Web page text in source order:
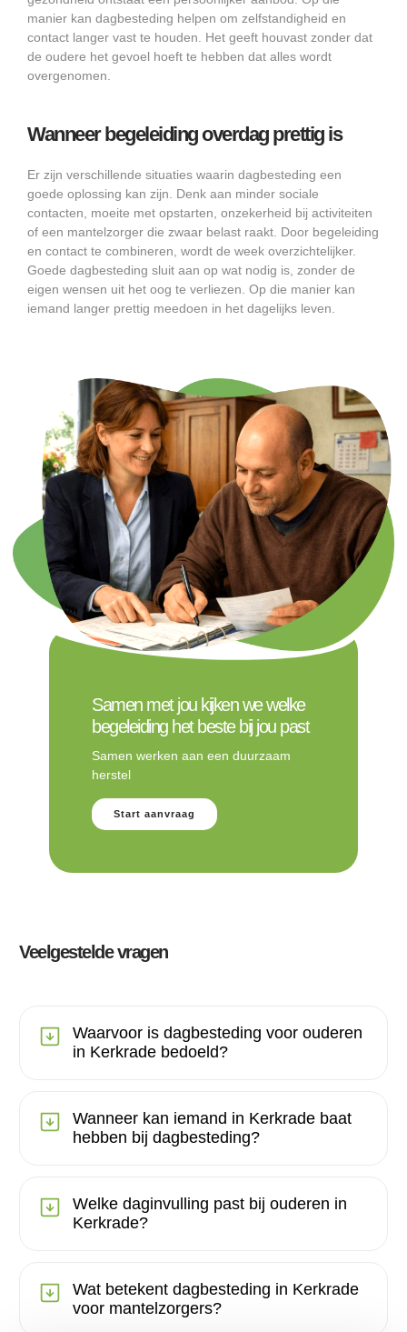
manier kan dagbesteding helpen om zelfstandigheid en
contact langer vast te houden. Het geeft houvast zonder dat
de oudere het gevoel hoeft te hebben dat alles wordt
overgenomen.
Wanneer begeleiding overdag prettig is
Er zijn verschillende situaties waarin dagbesteding een
goede oplossing kan zijn. Denk aan minder sociale
contacten, moeite met opstarten, onzekerheid bij activiteiten
of een mantelzorger die zwaar belast raakt. Door begeleiding
en contact te combineren, wordt de week overzichtelijker.
Goede dagbesteding sluit aan op wat nodig is, zonder de
eigen wensen uit het oog te verliezen. Op die manier kan
iemand langer prettig meedoen in het dagelijks leven.
Samen met jou kijken we welke
begeleiding het beste bij jou past
Samen werken aan een duurzaam
herstel
Start aanvraag
Veelgestelde vragen
Waarvoor is dagbesteding voor ouderen
in Kerkrade bedoeld?
Wanneer kan iemand in Kerkrade baat
hebben bij dagbesteding?
Welke daginvulling past bij ouderen in
Kerkrade?
Wat betekent dagbesteding in Kerkrade
voor mantelzorgers?